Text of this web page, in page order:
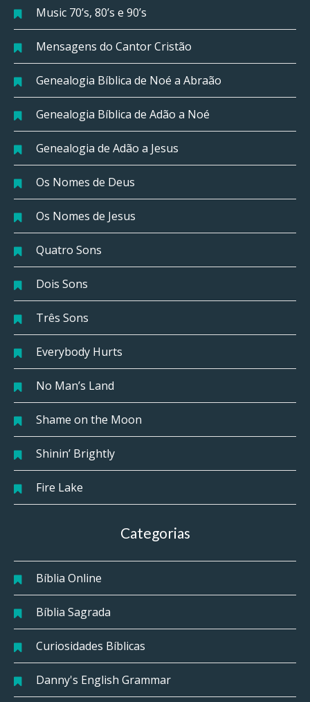
Music 70’s, 80’s e 90’s
Mensagens do Cantor Cristão
Genealogia Bíblica de Noé a Abraão
Genealogia Bíblica de Adão a Noé
Genealogia de Adão a Jesus
Os Nomes de Deus
Os Nomes de Jesus
Quatro Sons
Dois Sons
Três Sons
Everybody Hurts
No Man’s Land
Shame on the Moon
Shinin’ Brightly
Fire Lake
Categorias
Bíblia Online
Bíblia Sagrada
Curiosidades Bíblicas
Danny's English Grammar